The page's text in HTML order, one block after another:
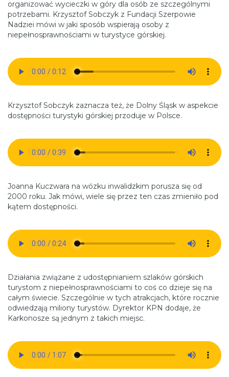
organizować wycieczki w góry dla osób ze szczególnymi
potrzebami. Krzysztof Sobczyk z Fundacji Szerpowie
Nadziei mówi w jaki sposób wspierają osoby z
niepełnosprawnościami w turystyce górskiej.
Krzysztof Sobczyk zaznacza też, że Dolny Śląsk w aspekcie
dostępności turystyki górskiej przoduje w Polsce.
Joanna Kuczwara na wózku inwalidzkim porusza się od
2000 roku. Jak mówi, wiele się przez ten czas zmieniło pod
kątem dostępności.
Działania związane z udostępnianiem szlaków górskich
turystom z niepełnosprawnościami to coś co dzieje się na
całym świecie. Szczególnie w tych atrakcjach, które rocznie
odwiedzają miliony turystów. Dyrektor KPN dodaje, że
Karkonosze są jednym z takich miejsc.